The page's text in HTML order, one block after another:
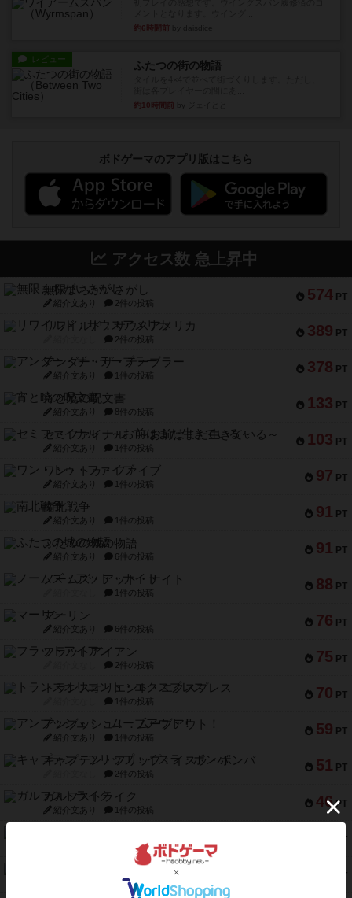
約6時間前
レビュー ふたつの街の物語
約10時間前
ボドゲーマのアプリ版はこちら
アクセス数 急上昇中
574 PT
無限まちがいさがし
紹介文あり 2件の投稿
389 PT
リワイルド：サウスアメリカ
2件の投稿
378 PT
アンダー・ザ・テーブラー
紹介文あり 1件の投稿
133 PT
宵と暁の呪文書
紹介文あり 8件の投稿
103 PT
セミファイナル ～お前はまだ生きている～
紹介文あり 1件の投稿
97 PT
ワン・トゥ・ファイブ
紹介文あり 1件の投稿
91 PT
南北戦争
紹介文あり 1件の投稿
91 PT
ふたつの城の物語
紹介文あり 6件の投稿
88 PT
ノームズ・アット・ナイト
1件の投稿
76 PT
マーリン
紹介文あり 6件の投稿
75 PT
フラットアイアン
2件の投稿
70 PT
トランスオリエント・エクスプレス
1件の投稿
59 PT
アンブッシュ！：ムーブアウト！
紹介文あり 1件の投稿
51 PT
キャプテン・フリップ：イスラ・ボンバ
2件の投稿
46 PT
ガルフストライク
紹介文あり 1件の投稿
PT
8件の投稿
PT
12件の投稿